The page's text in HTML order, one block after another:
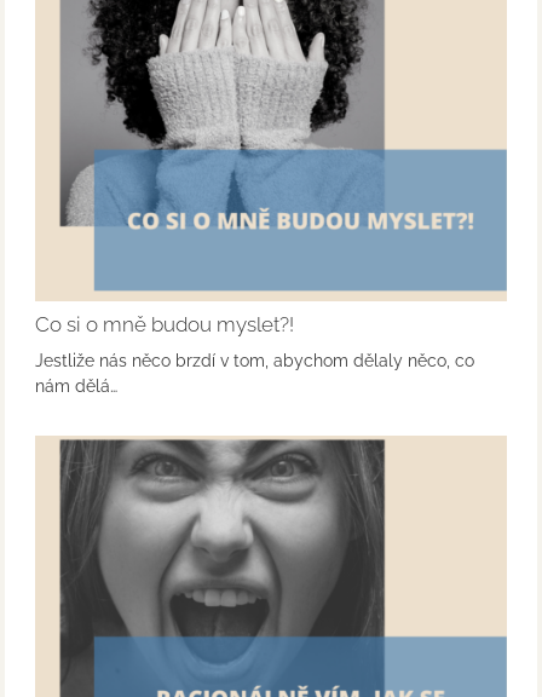
Co si o mně budou myslet?!
Jestliže nás něco brzdí v tom, abychom dělaly něco, co
nám dělá…